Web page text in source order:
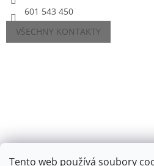
Tento web používá soubory
601 543 450
VŠECHNY KONTAKTY